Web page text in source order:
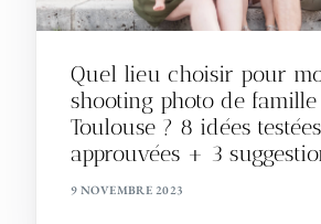
Quel lieu choisir pour
shooting photo de famille
Toulouse ? 8 idées
approuvées + 3
9 NOVEMBRE 2023